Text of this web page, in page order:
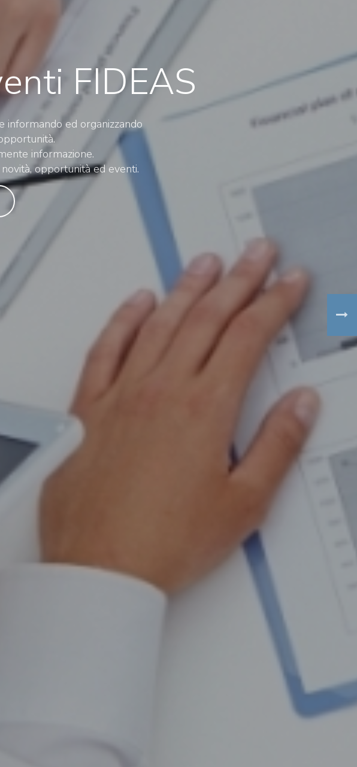
FIDEAS
informando ed organizzando
informazione.
opportunità ed eventi.